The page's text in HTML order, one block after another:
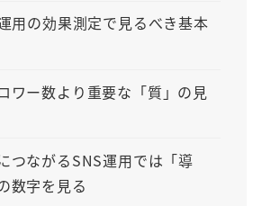
用の効果測定で見るべき基本
ワー数より重要な「質」の見
つながるSNS運用では「導
数字を見る